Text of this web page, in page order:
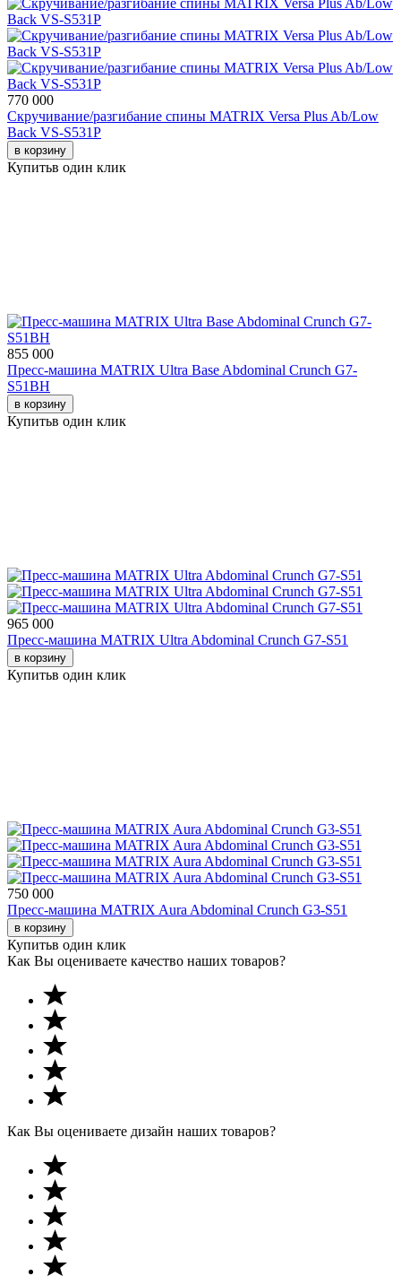
770 000
Скручивание/разгибание спины MATRIX Versa Plus Ab/Low
Back VS-S531P
в корзину
Купитьв один клик
855 000
Пресс-машина MATRIX Ultra Base Abdominal Crunch G7-
S51BH
в корзину
Купитьв один клик
965 000
Пресс-машина MATRIX Ultra Abdominal Crunch G7-S51
в корзину
Купитьв один клик
750 000
Пресс-машина MATRIX Aura Abdominal Crunch G3-S51
в корзину
Купитьв один клик
Как Вы оцениваете качество наших товаров?
Как Вы оцениваете дизайн наших товаров?